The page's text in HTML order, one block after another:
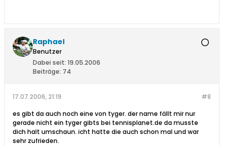
Raphael
Benutzer
Dabei seit: 19.05.2006
Beiträge: 74
#8
17.07.2006, 21:19
es gibt da auch noch eine von tyger. der name fällt mir nur
gerade nicht ein tyger gibts bei tennisplanet.de da musste
dich halt umschaun. icht hatte die auch schon mal und war
sehr zufrieden.